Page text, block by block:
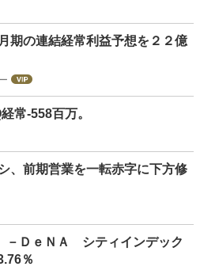
期の連結経常利益予想を２２億
常-558百万。
、前期営業を一転赤字に下方修
－ＤｅＮＡ シティインデック
％